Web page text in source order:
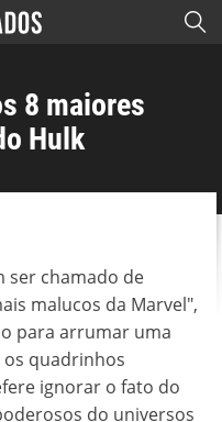
8 maiores
Hulk
ser chamado de
malucos da Marvel",
para arrumar uma
quadrinhos
ignorar o fato do
do universos